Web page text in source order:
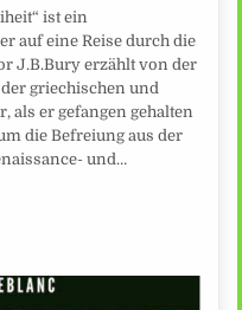
ist ein
auf eine Reise durch die
J.B.Bury erzählt von der
griechischen und
als er gefangen gehalten
die Befreiung aus der
und…